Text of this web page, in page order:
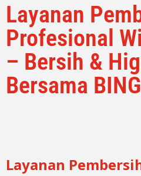
Layanan
Profesional
– Bersih &
Bersama
Layanan